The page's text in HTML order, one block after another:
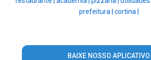
prefeitura | cortina |
BAIXE NOSSO APLICATIVO